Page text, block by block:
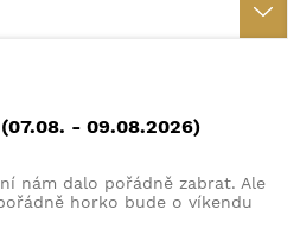
(07.08. - 09.08.2026)
nám dalo pořádně zabrat. Ale
horko bude o víkendu